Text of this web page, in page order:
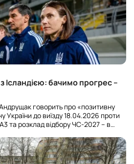
Ісландією: бачимо прогрес –
Андрущак говорить про «позитивну
України до виїзду 18.04.2026 проти
А3 та розклад відбору ЧС-2027 – в